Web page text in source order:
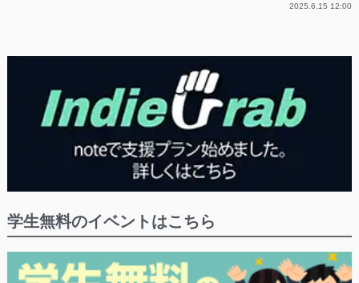
2025.6.15 12:00
学生無料のイベントはこちら